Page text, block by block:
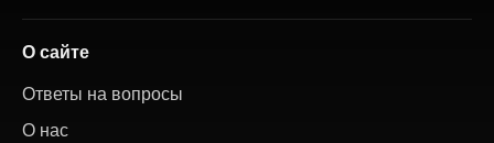
О сайте
Ответы на вопросы
О нас